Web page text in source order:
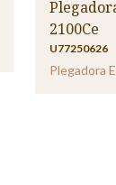
2100Ce
U77250626
Plegadora